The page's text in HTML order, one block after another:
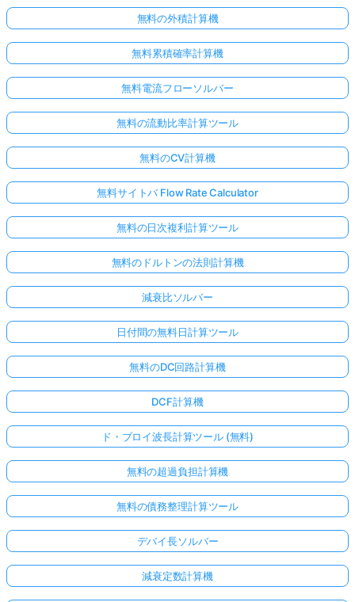
無料の外積計算機
無料累積確率計算機
無料電流フローソルバー
無料の流動比率計算ツール
無料のCV計算機
無料サイトバ Flow Rate Calculator
無料の日次複利計算ツール
無料のドルトンの法則計算機
減衰比ソルバー
日付間の無料日計算ツール
無料のDC回路計算機
DCF計算機
ド・ブロイ波長計算ツール (無料)
無料の超過負担計算機
無料の債務整理計算ツール
デバイ長ソルバー
減衰定数計算機